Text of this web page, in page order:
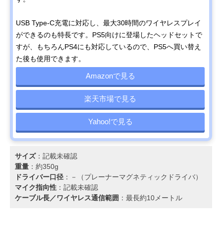
USB Type-C充電に対応し、最大30時間のワイヤレスプレイ
ができるのも特長です。PS5向けに登場したヘッドセットで
すが、もちろんPS4にも対応しているので、PS5へ買い替え
た後も使用できます。
Amazonで見る
楽天市場で見る
Yahoo!で見る
サイズ：記載未確認
重量 ：約350g
ドライバー口径 ：－（プレーナーマグネティックドライバ）
マイク指向性 ：記載未確認
ケーブル長／ワイヤレス通信範囲 ：最長約10メートル